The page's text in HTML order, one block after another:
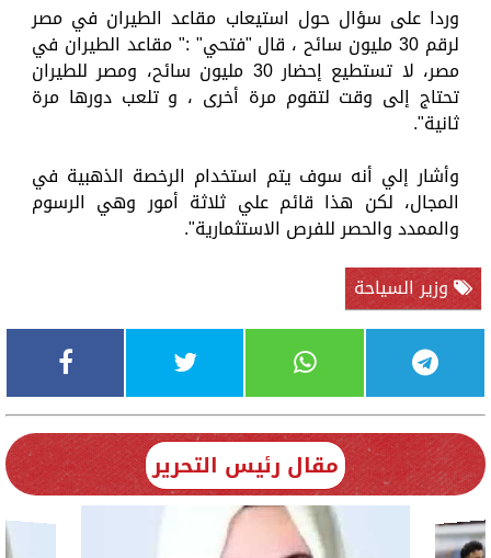
وردا على سؤال حول استيعاب مقاعد الطيران في مصر
لرقم 30 مليون سائح ، قال "فتحي" :" مقاعد الطيران في
مصر، لا تستطيع إحضار 30 مليون سائح، ومصر للطيران
تحتاج إلى وقت لتقوم مرة أخرى ، و تلعب دورها مرة
ثانية".
وأشار إلي أنه سوف يتم استخدام الرخصة الذهبية في
المجال، لكن هذا قائم علي ثلاثة أمور وهي الرسوم
والممدد والحصر للفرص الاستثمارية".
وزير السياحة
مقال رئيس التحرير